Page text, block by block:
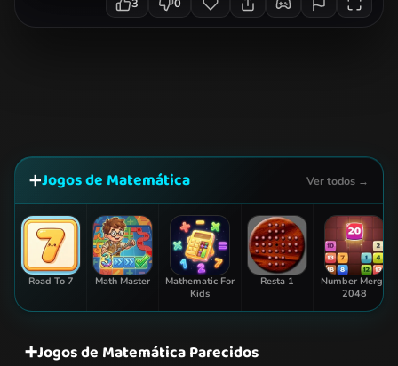
3 0
➕Jogos de Matemática Ver todos →
Road To 7 Math Master
Mathematic For
Kids
Resta 1
Number Merge
2048
➕Jogos de Matemática Parecidos